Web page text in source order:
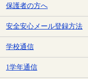
保護者の方へ
安全安心メール登録方法
学校通信
1学年通信